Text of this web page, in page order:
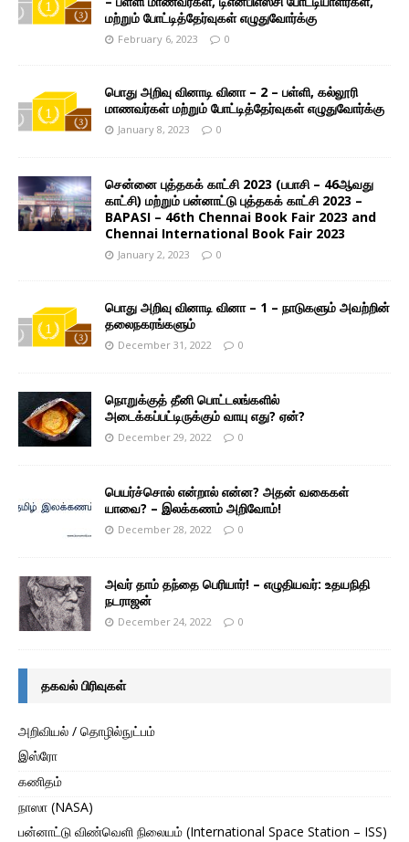
மற்றும் போட்டித்தேர்வுகள் எழுதுவோர்க்கு
February 6, 2023 0
பொது அறிவு வினாடி வினா – 2 – பள்ளி, கல்லூரி
மாணவர்கள் மற்றும் போட்டித்தேர்வுகள் எழுதுவோர்க்கு
January 8, 2023 0
சென்னை புத்தகக் காட்சி 2023 (பபாசி – 46ஆவது
காட்சி) மற்றும் பன்னாட்டு புத்தகக் காட்சி 2023 –
BAPASI – 46th Chennai Book Fair 2023 and
Chennai International Book Fair 2023
January 2, 2023 0
பொது அறிவு வினாடி வினா – 1 – நாடுகளும் அவற்றின்
தலைநகரங்களும்
December 31, 2022 0
நொறுக்குத் தீனி பொட்டலங்களில்
அடைக்கப்பட்டிருக்கும் வாயு எது? ஏன்?
December 29, 2022 0
பெயர்ச்சொல் என்றால் என்ன? அதன் வகைகள்
யாவை? – இலக்கணம் அறிவோம்!
December 28, 2022 0
அவர் தாம் தந்தை பெரியார்! – எழுதியவர்: உதயநிதி
நடராஜன்
December 24, 2022 0
தகவல் பிரிவுகள்
அறிவியல் / தொழில்நுட்பம்
இஸ்ரோ
கணிதம்
நாஸா (NASA)
பன்னாட்டு விண்வெளி நிலையம் (International Space Station – ISS)